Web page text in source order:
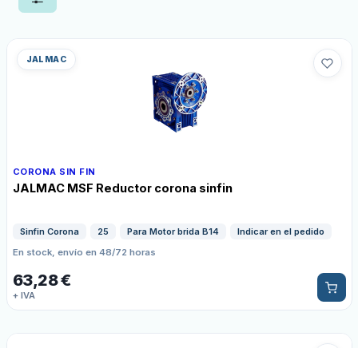
JALMAC
CORONA SIN FIN
JALMAC MSF Reductor corona sinfin
Sinfin Corona 25 Para Motor brida B14
Indicar en el pedido
En stock, envío en 48/72 horas
63,28€
+ IVA